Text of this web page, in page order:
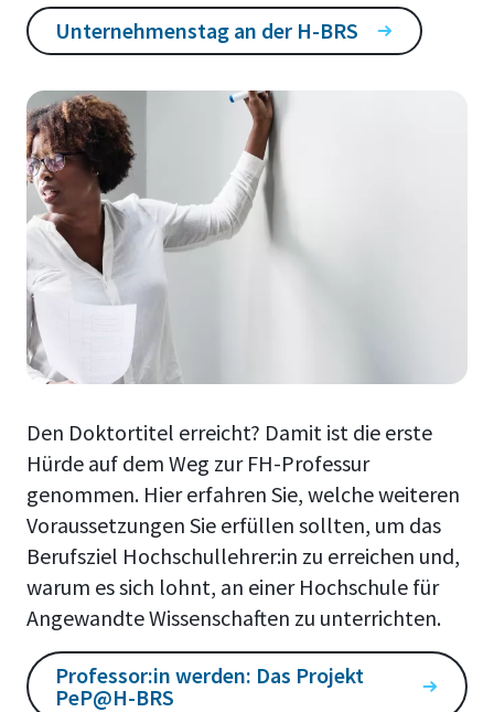
Unternehmenstag an der H-BRS
Den Doktortitel erreicht? Damit ist die erste
Hürde auf dem Weg zur FH-Professur
genommen. Hier erfahren Sie, welche weiteren
Voraussetzungen Sie erfüllen sollten, um das
Berufsziel Hochschullehrer:in zu erreichen und,
warum es sich lohnt, an einer Hochschule für
Angewandte Wissenschaften zu unterrichten.
Professor:in werden: Das Projekt
PeP@H-BRS